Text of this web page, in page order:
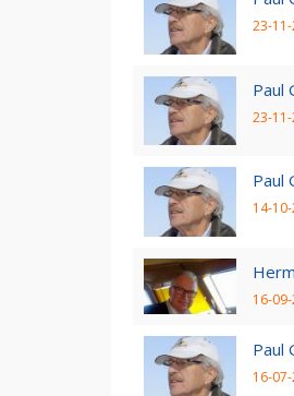
23-11-
Paul
23-11-
Paul
14-
16-
Paul
16-